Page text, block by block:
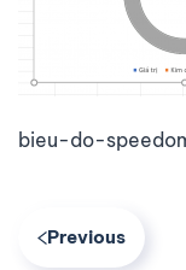
bieu-do-
Previous